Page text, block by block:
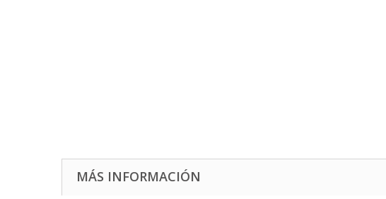
MÁS INFORMACIÓN